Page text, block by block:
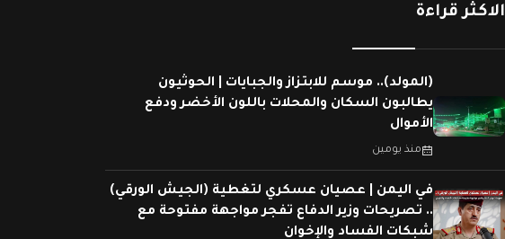
الاكثر قراءة
(المولد).. موسم للابتزاز والجبايات | الحوثيون
يطالبون السكان والمحلات باللون الأخضر ودفع
الأموال
منذ يومين
في اليمن | عصيان عسكري لتغطية (الجيش الورقي)
.. تصريحات وزير الدفاع تفجر مواجهة مفتوحة مع
شبكات الفساد والإخوان